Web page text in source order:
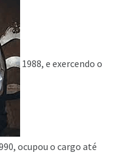
1988, e exercendo o
ocupou o cargo até